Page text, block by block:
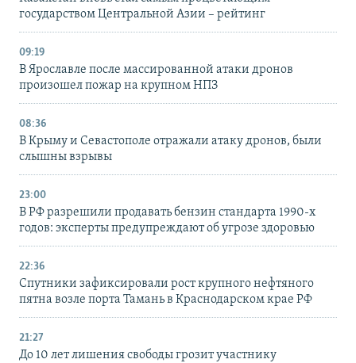
государством Центральной Азии – рейтинг
09:19
В Ярославле после массированной атаки дронов
произошел пожар на крупном НПЗ
08:36
В Крыму и Севастополе отражали атаку дронов, были
слышны взрывы
23:00
В РФ разрешили продавать бензин стандарта 1990-х
годов: эксперты предупреждают об угрозе здоровью
22:36
Спутники зафиксировали рост крупного нефтяного
пятна возле порта Тамань в Краснодарском крае РФ
21:27
До 10 лет лишения свободы грозит участнику